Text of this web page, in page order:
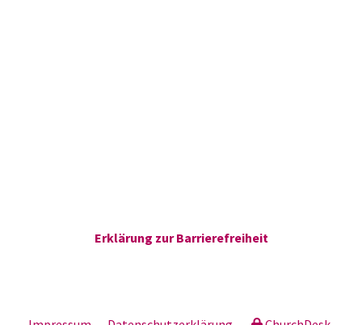
Erklärung zur Barrierefreiheit